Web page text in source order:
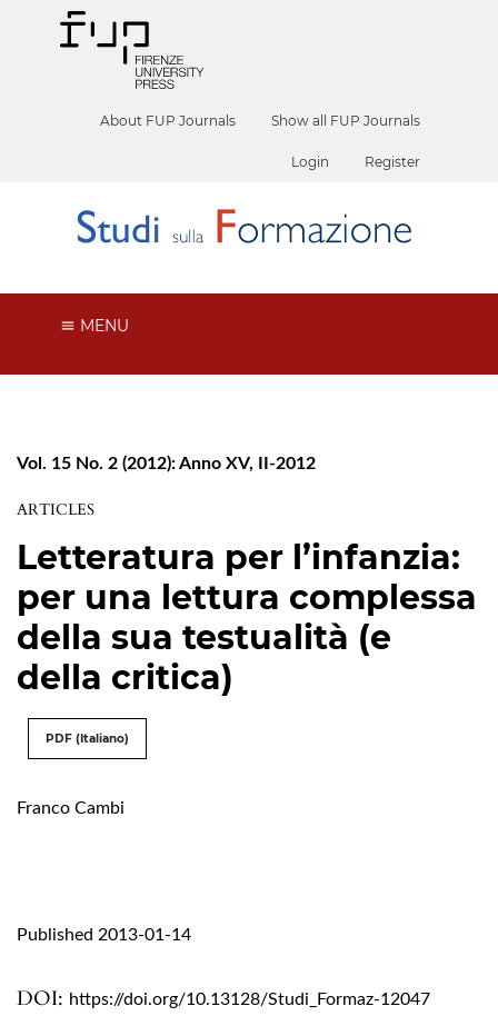
About FUP Journals Show all FUP Journals
Login Register
MENU
Vol. 15 No. 2 (2012): Anno XV, II-2012
ARTICLES
Letteratura per l’infanzia:
per una lettura complessa
della sua testualità (e
della critica)
PDF (Italiano)
Franco Cambi
DOI: https://doi.org/10.13128/Studi_Formaz-12047
Published 2013-01-14